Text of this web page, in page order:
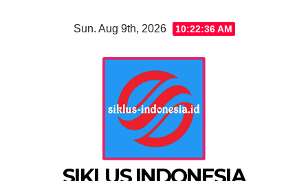
Sun. Aug 9th, 2026 10:22:37 AM